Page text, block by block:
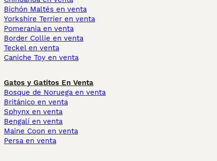
Bichón Maltés en venta
Yorkshire Terrier en venta
Pomerania en venta
Border Collie en venta
Teckel en venta
Caniche Toy en venta
Gatos y Gatitos En Venta
Bosque de Noruega en venta
Británico en venta
Sphynx en venta
Bengalí en venta
Maine Coon en venta
Persa en venta